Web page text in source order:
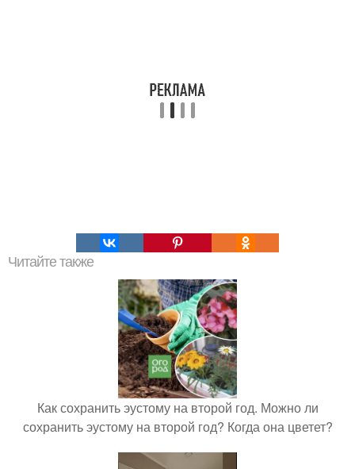
Читайте также
Как сохранить эустому на второй год. Можно ли
сохранить эустому на второй год? Когда она цветет?